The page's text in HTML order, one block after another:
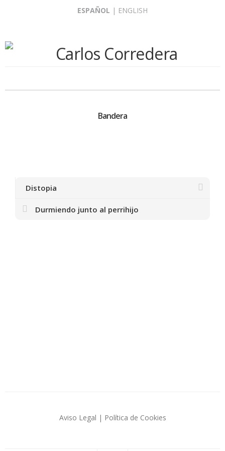
ESPAÑOL | ENGLISH
Bandera
Distopia
Durmiendo junto al perrihijo
Aviso Legal | Política de Cookies